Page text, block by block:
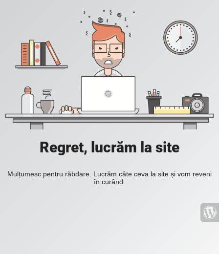
Regret, lucrăm la site
Mulțumesc pentru răbdare. Lucrăm câte ceva la site și vom reveni
în curând.